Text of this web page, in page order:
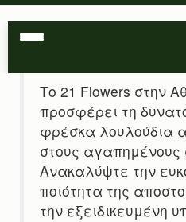
Το 21 Flowers στην
προσφέρει τη
φρέσκα λουλούδια
στους
Ανακαλύψτε την
ποιότητα της
την εξειδικευμένη